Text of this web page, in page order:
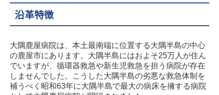
沿革特徴
大隅鹿屋病院は、本土最南端に位置する大隅半島の中心
の鹿屋市にあります。大隅半島にはおよそ25万人が住ん
でいますが、循環器救急や新生児救急を担う病院が存在
しませんでした。こうした大隅半島の劣悪な救急体制を
補うべく昭和63年に大隅半島で最大の病床を擁する病院